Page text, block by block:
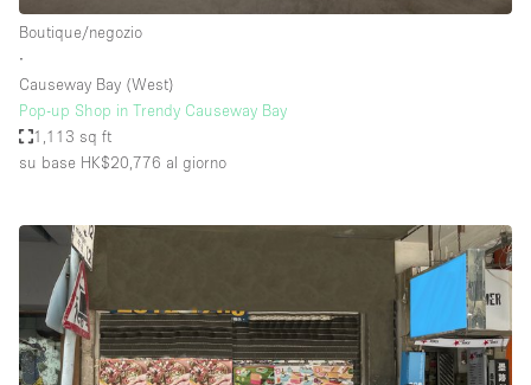
Boutique/negozio
∙
Causeway Bay (West)
Pop-up Shop in Trendy Causeway Bay
1,113 sq ft
su base HK$20,776 al giorno